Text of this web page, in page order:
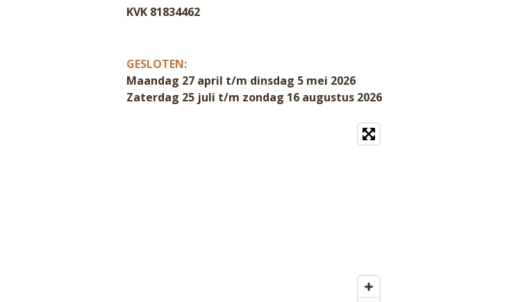
KVK 81834462
GESLOTEN:
Maandag 27 april t/m dinsdag 5 mei 2026
Zaterdag 25 juli t/m zondag 16 augustus 2026